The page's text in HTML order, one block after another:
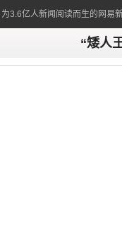
为3.6亿人新闻阅读而生的网易
“矮人